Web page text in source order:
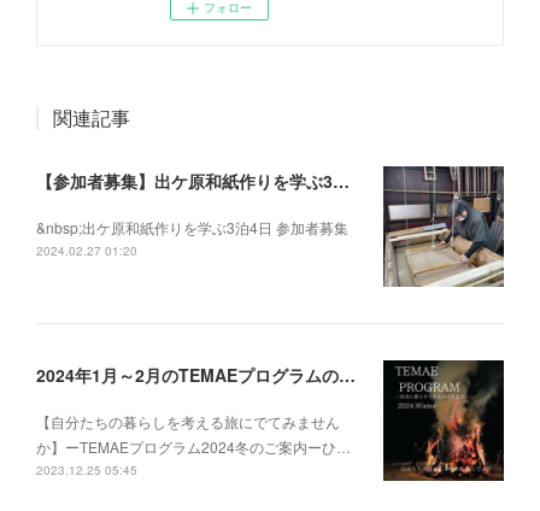
フォロー
関連記事
【参加者募集】出ケ原和紙作りを学ぶ3泊4日
&nbsp;出ケ原和紙作りを学ぶ3泊4日 参加者募集
2024.02.27 01:20
2024年1月～2月のTEMAEプログラムの募集を開始いたしました
【自分たちの暮らしを考える旅にでてみません
か】ーTEMAEプログラム2024冬のご案内ーひ…
2023.12.25 05:45